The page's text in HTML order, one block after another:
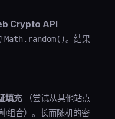
Crypto API
Math.random()。结果
填充（尝试从其他站点
组合）。长而随机的密